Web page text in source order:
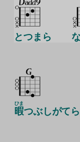
とつまら
暇
ひま
つぶしがてら